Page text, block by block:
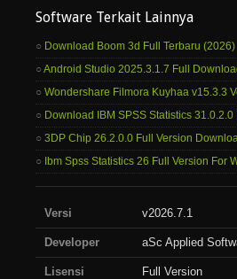
Software Terkait Lainnya
Download Boom 3d Full Terbaru (2026)
Android Studio 2025.3.1.7 Full
Wondershare Filmora Kuyhaa v15.3.3
Download IBM SPSS Statistics
3DP Chip 26.2.0.0 Full Version
Ibm Spss Statistics 26 Full Version For
Versi v2026.7.1
Developer aSc Applied
Lisensi Full Version